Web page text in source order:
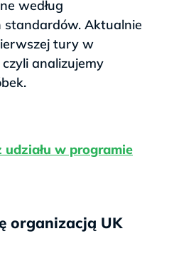
według
standardów. Aktualnie
tury w
analizujemy
w programie
organizacją UK